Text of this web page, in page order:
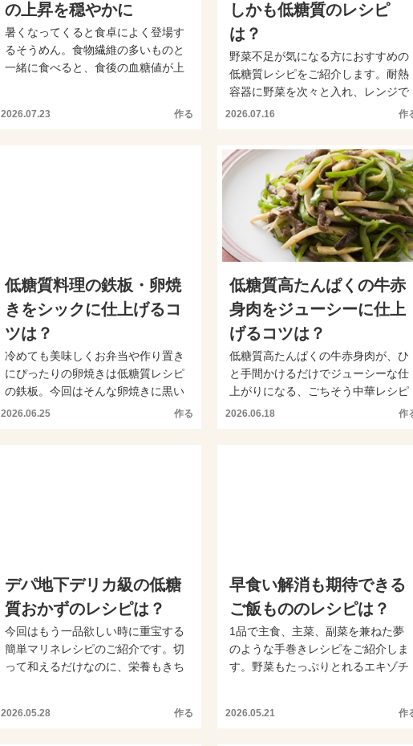
の上昇を穏やかに
暑くなってくると食卓によく登場す
るそうめん。食物繊維の多いものと
一緒に食べると、食後の血糖値が上
2026.07.23 作る
しかも低糖質のレシピ
は？
野菜不足が気になる方におすすめの
低糖質レシピをご紹介します。耐熱
容器に野菜を次々と入れ、レンジで
加熱するだけで作る簡単ピ...
2026.07.16 作
低糖質料理の鉄板・卵焼
きをシックに仕上げるコ
ツは？
冷めても美味しくお弁当や作り置き
にぴったりの卵焼きは低糖質レシピ
の鉄板。今回はそんな卵焼きに黒い
食材を足してカッコよく仕...
2026.06.25 作る
低糖質高たんぱくの牛赤
身肉をジューシーに仕上
げるコツは？
低糖質高たんぱくの牛赤身肉が、ひ
と手間かけるだけでジューシーな仕
上がりになる、ごちそう中華レシピ
を紹介します。野菜はレン...
2026.06.18 作
デパ地下デリカ級の低糖
質おかずのレシピは？
今回はもう一品欲しい時に重宝する
簡単マリネレシピのご紹介です。切
って和えるだけなのに、栄養もきち
2026.05.28 作る
早食い解消も期待できる
ご飯もののレシピは？
1品で主食、主菜、副菜を兼ねた夢
のような手巻きレシピをご紹介しま
す。野菜もたっぷりとれるエキゾチ
2026.05.21 作